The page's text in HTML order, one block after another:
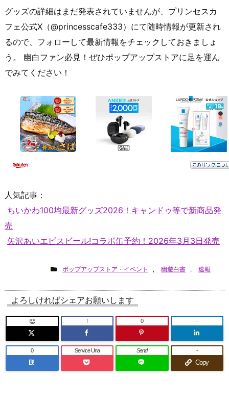
グッズの詳細はまだ発表されていませんが、プリンセスカ
フェ公式X（@princesscafe333）にて随時情報が更新され
るので、フォローして最新情報をチェックしておきましょ
う。 幽白ファン必見！ぜひポップアップストアに足を運ん
でみてください！
人気記事：
ちいかわ100均最新グッズ2026！キャンドゥ等で新商品発
売
矢沢あいエビスビール!コラボ缶予約！2026年3月3日発売
ポップアップストア・イベント , 幽遊白書 , 速報
よろしければシェアお願いします
! 0 -
B!
0 Service Una Send
Copy
-